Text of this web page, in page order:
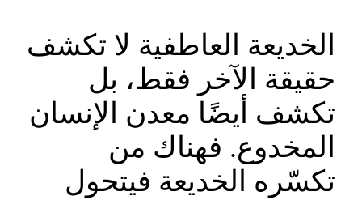
الخديعة العاطفية لا تكشف
حقيقة الآخر فقط، بل
تكشف أيضًا معدن الإنسان
المخدوع. فهناك من
تكسّره الخديعة فيتحول